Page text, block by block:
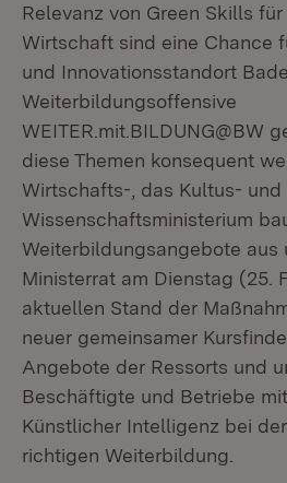
Relevanz von Green Skills
Wirtschaft sind eine Chance
und Innovationsstandort
Weiterbildungsoffensive
WEITER.mit.BILDUNG@BW
diese Themen konsequent
Wirtschafts-, das Kultus- und
Wissenschaftsministerium
Weiterbildungsangebote aus
Ministerrat am Dienstag (25.
aktuellen Stand der
neuer gemeinsamer
Angebote der Ressorts und
Beschäftigte und Betriebe
Künstlicher Intelligenz bei
richtigen Weiterbildung.